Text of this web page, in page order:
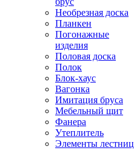
Необрезная доска
Планкен
Погонажные
изделия
Половая доска
Полок
Блок-хаус
Вагонка
Имитация бруса
Мебельный щит
Фанера
Утеплитель
Элементы лестниц